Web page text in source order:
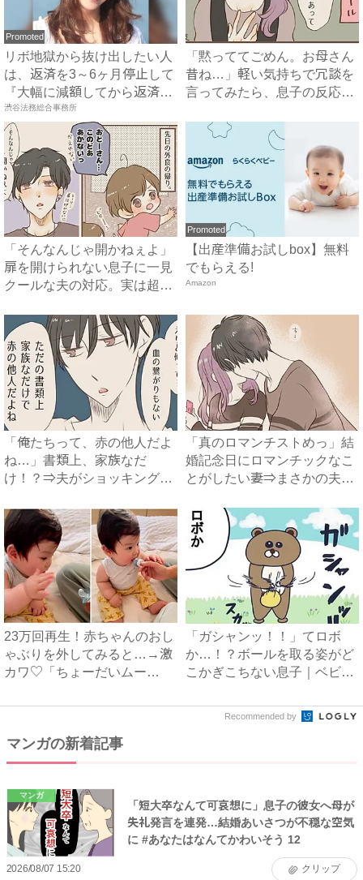
Promoted
リボ地獄から抜け出したい人
は、返済を3～6ヶ月停止して
『大幅に減額してから返済
す...
渋谷法務総合事務所
「黙っててごめん。お母さん
昔ね…」軽い気持ちで冗談を
言ってみたら、息子の反応が
「そんなんじゃ開かねぇよ」
扉を開けられない息子に一見
クールな夫の対応。実は超メ
Promoted
【出産準備お試しbox】無料
でもらえる!
Amazon
「俺たちって、赤の他人だよ
ね…」書類上、家族なだ
け！？⇒夫がショッキングな
「真のロマンチストめっ」結
婚記念日にロマンチックなこ
とがしたい妻⇒まさかの夫か
23万回再生！赤ちゃんのおし
ゃぶりを外してみると…→激
カワ♡「ちょーだいムー
「ガシャンッ！！」てロボ
か…！？ボールを取る姿がど
こかぎこちない息子｜ベビー
Recommended by
マンガの新着記事
マンガ
「短大卒なんて可哀想に」息子の彼女へ母が
失礼発言を連発…結婚あいさつが不穏な空気
に #あなたはなんてかわいそう 12
2026/08/07 15:20 クリップ